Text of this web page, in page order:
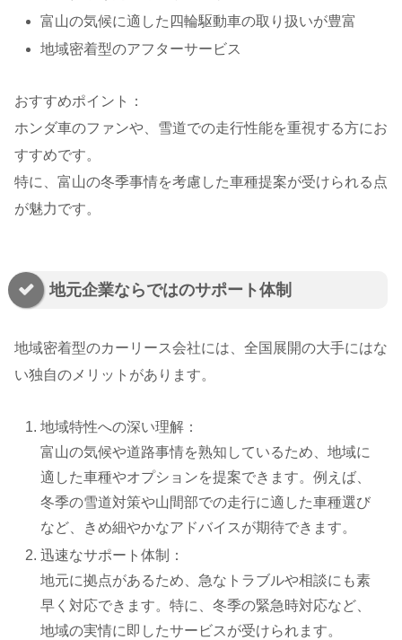
富山の気候に適した四輪駆動車の取り扱いが豊富
地域密着型のアフターサービス
おすすめポイント：
ホンダ車のファンや、雪道での走行性能を重視する方にお
すすめです。
特に、富山の冬季事情を考慮した車種提案が受けられる点
が魅力です。
地元企業ならではのサポート体制
地域密着型のカーリース会社には、全国展開の大手にはな
い独自のメリットがあります。
地域特性への深い理解：
富山の気候や道路事情を熟知しているため、地域に
適した車種やオプションを提案できます。例えば、
冬季の雪道対策や山間部での走行に適した車種選び
など、きめ細やかなアドバイスが期待できます。
迅速なサポート体制：
地元に拠点があるため、急なトラブルや相談にも素
早く対応できます。特に、冬季の緊急時対応など、
地域の実情に即したサービスが受けられます。